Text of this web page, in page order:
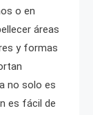
o en
áreas
y formas
no solo es
es fácil de